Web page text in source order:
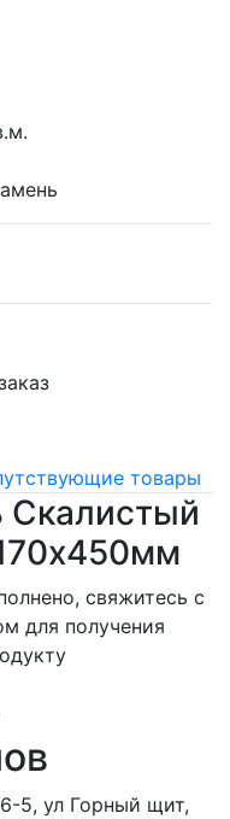
товары
Скалистый
свяжитесь с
для получения
5, ул Горный щит,